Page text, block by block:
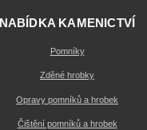
NABÍDKA KAMENICTVÍ
Pomníky
Zděné hrobky
Opravy pomníků a hrobek
Čištění pomníků a hrobek